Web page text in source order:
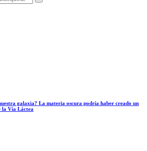
galaxia? La materia oscura podría haber creado un
la Vía Láctea